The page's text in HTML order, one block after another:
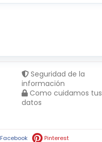
Seguridad de la
información
Como cuidamos tus
datos
Facebook Pinterest